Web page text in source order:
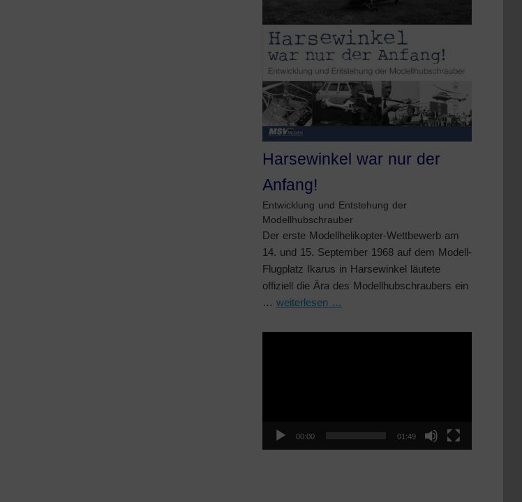
Harsewinkel war nur der
Anfang!
Entwicklung und Entstehung der
Modellhubschrauber
Der erste Modellhelikopter-Wettbewerb am
14. und 15. September 1968 auf dem Modell-
Flugplatz Ikarus in Harsewinkel läutete
offiziell die Ära des Modellhubschraubers ein
… weiterlesen …
00:00 01:49